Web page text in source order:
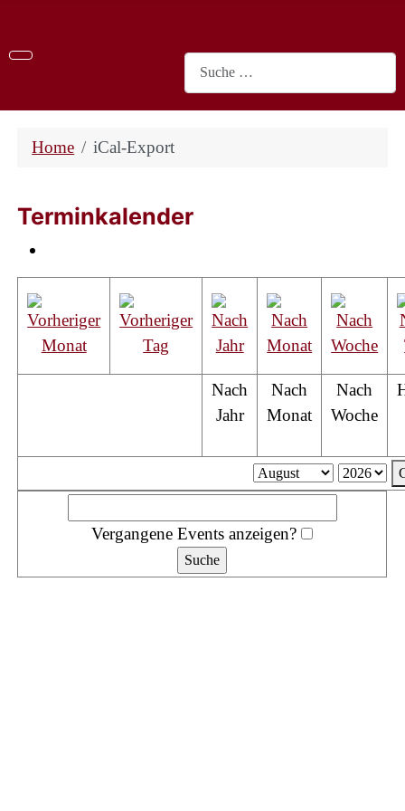
Suchen
Home iCal-Export
Terminkalender
Nach
Jahr
Nach
Monat
Nach
Woche
Vergangene Events anzeigen?